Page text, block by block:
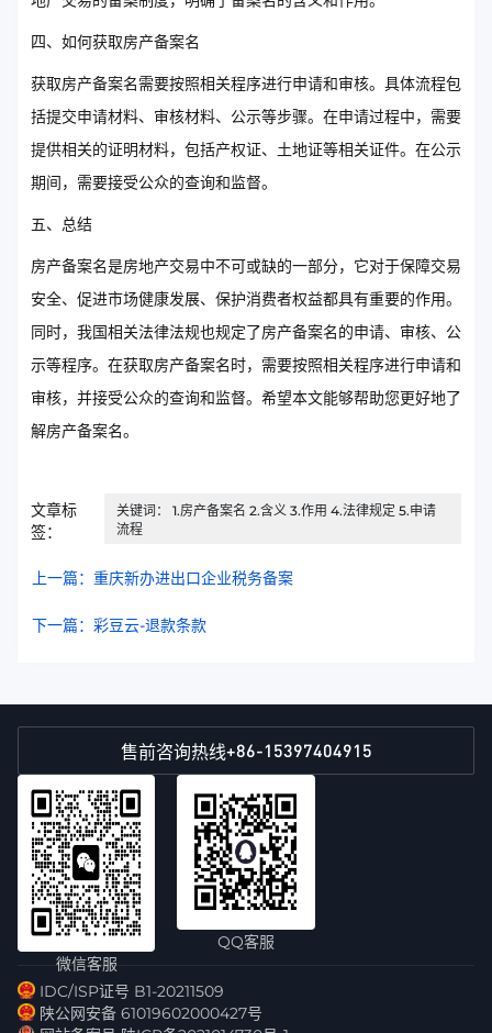
四、如何获取房产备案名
获取房产备案名需要按照相关程序进行申请和审核。具体流程包
括提交申请材料、审核材料、公示等步骤。在申请过程中，需要
提供相关的证明材料，包括产权证、土地证等相关证件。在公示
期间，需要接受公众的查询和监督。
五、总结
房产备案名是房地产交易中不可或缺的一部分，它对于保障交易
安全、促进市场健康发展、保护消费者权益都具有重要的作用。
同时，我国相关法律法规也规定了房产备案名的申请、审核、公
示等程序。在获取房产备案名时，需要按照相关程序进行申请和
审核，并接受公众的查询和监督。希望本文能够帮助您更好地了
解房产备案名。
文章标
签：
关键词： 1.房产备案名 2.含义 3.作用 4.法律规定 5.申请
流程
上一篇：重庆新办进出口企业税务备案
下一篇：彩豆云-退款条款
售前咨询热线+86-15397404915
微信客服
QQ客服
IDC/ISP证号 B1-20211509
陕公网安备 61019602000427号